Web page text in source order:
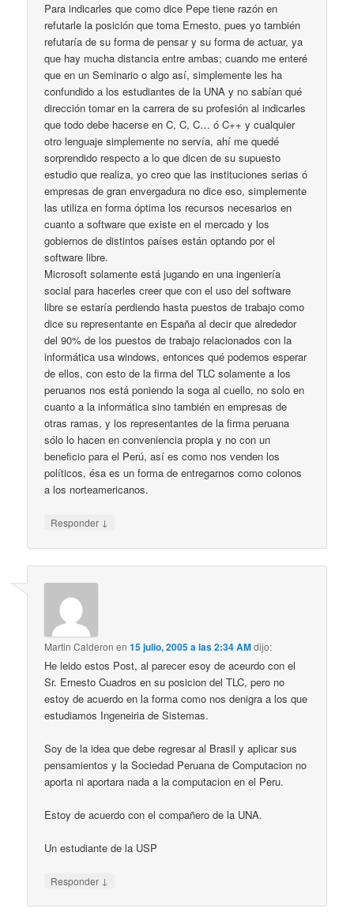
Para indicarles que como dice Pepe tiene razón en
refutarle la posición que toma Ernesto, pues yo también
refutaría de su forma de pensar y su forma de actuar, ya
que hay mucha distancia entre ambas; cuando me enteré
que en un Seminario o algo así, simplemente les ha
confundido a los estudiantes de la UNA y no sabían qué
dirección tomar en la carrera de su profesión al indicarles
que todo debe hacerse en C, C, C… ó C++ y cualquier
otro lenguaje simplemente no servía, ahí me quedé
sorprendido respecto a lo que dicen de su supuesto
estudio que realiza, yo creo que las instituciones serias ó
empresas de gran envergadura no dice eso, simplemente
las utiliza en forma óptima los recursos necesarios en
cuanto a software que existe en el mercado y los
gobiernos de distintos países están optando por el
software libre.
Microsoft solamente está jugando en una ingeniería
social para hacerles creer que con el uso del software
libre se estaría perdiendo hasta puestos de trabajo como
dice su representante en España al decir que alrededor
del 90% de los puestos de trabajo relacionados con la
informática usa windows, entonces qué podemos esperar
de ellos, con esto de la firma del TLC solamente a los
peruanos nos está poniendo la soga al cuello, no solo en
cuanto a la informática sino también en empresas de
otras ramas, y los representantes de la firma peruana
sólo lo hacen en conveniencia propia y no con un
beneficio para el Perú, así es como nos venden los
políticos, ésa es un forma de entregarnos como colonos
a los norteamericanos.
Responder ↓
Martin Calderon en15 julio, 2005 a las 2:34 AMdijo:
He leido estos Post, al parecer esoy de aceurdo con el
Sr. Ernesto Cuadros en su posicion del TLC, pero no
estoy de acuerdo en la forma como nos denigra a los que
estudiamos Ingeneiria de Sistemas.
Soy de la idea que debe regresar al Brasil y aplicar sus
pensamientos y la Sociedad Peruana de Computacion no
aporta ni aportara nada a la computacion en el Peru.
Estoy de acuerdo con el compañero de la UNA.
Un estudiante de la USP
Responder ↓